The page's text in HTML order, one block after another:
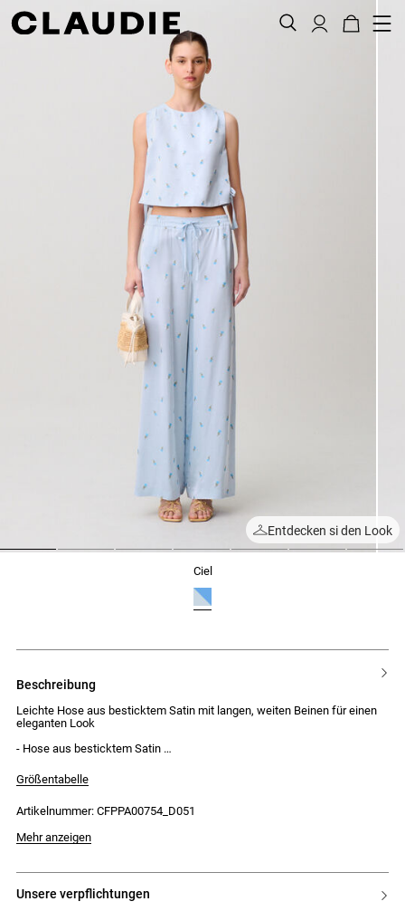
Entdecken si den Look
ciel
beschreibung
Leichte Hose aus besticktem Satin mit langen, weiten Beinen für einen
eleganten Look
- Hose aus besticktem Satin
- Normaler, geraffter Gummizugbund
- Kordelgürtel zum Binden
Größentabelle
Artikelnummer: CFPPA00754_D051
Mehr anzeigen
unsere verpflichtungen